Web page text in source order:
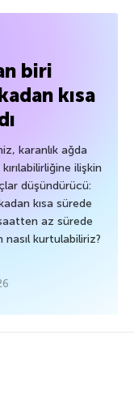
biri
kısa
karanlık ağda
ilişkin
düşündürücü:
kısa sürede
az sürede
nasıl kurtulabiliriz?